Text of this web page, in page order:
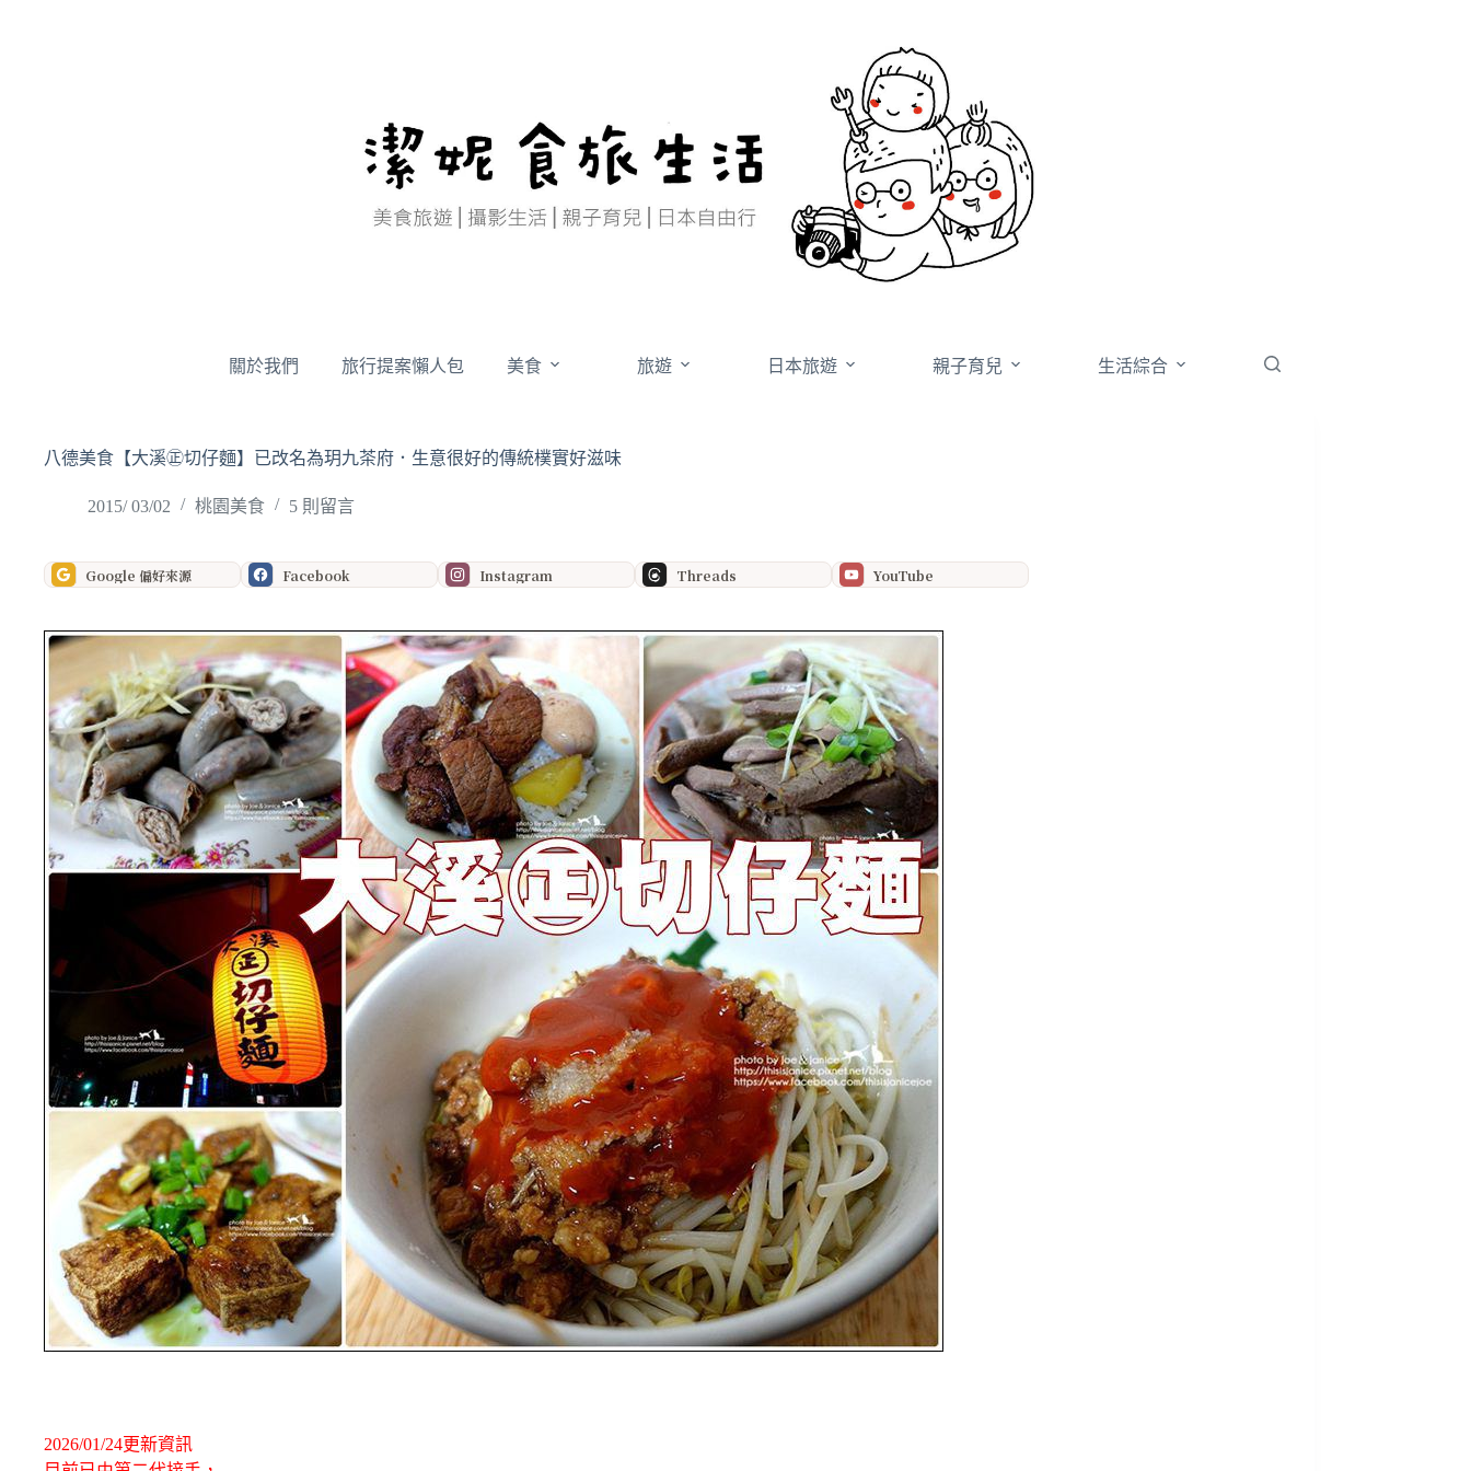
關於我們 旅行提案懶人包 美食 旅遊 日本旅遊 親子育兒 生活綜合
八德美食【大溪㊣切仔麵】已改名為玥九茶府．生意很好的傳統樸實好滋味
2015/ 03/02 桃園美食 5 則留言
Google 偏好來源 Facebook Instagram Threads YouTube
2026/01/24更新資訊